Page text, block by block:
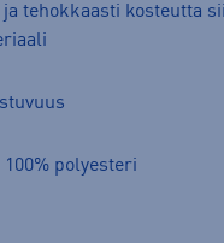
ja tehokkaasti kosteutta
polyesteri